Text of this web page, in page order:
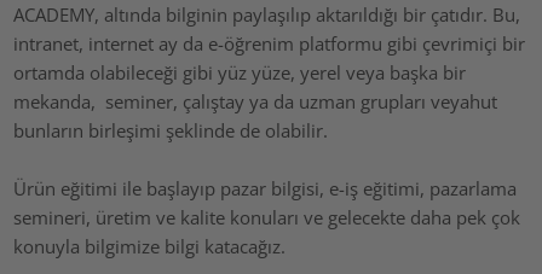
ACADEMY, altında bilginin paylaşılıp aktarıldığı bir çatıdır. Bu,
intranet, internet ay da e-öğrenim platformu gibi çevrimiçi bir
ortamda olabileceği gibi yüz yüze, yerel veya başka bir
mekanda, seminer, çalıştay ya da uzman grupları veyahut
bunların birleşimi şeklinde de olabilir.
Ürün eğitimi ile başlayıp pazar bilgisi, e-iş eğitimi, pazarlama
semineri, üretim ve kalite konuları ve gelecekte daha pek çok
konuyla bilgimize bilgi katacağız.